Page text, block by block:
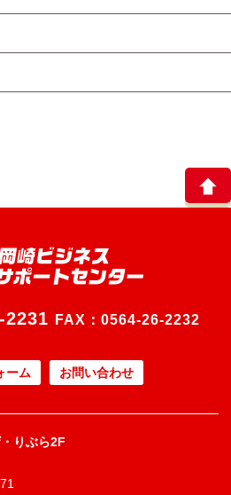
2231 FAX：0564-26-2232
ーム お問い合わせ
りぶら2F